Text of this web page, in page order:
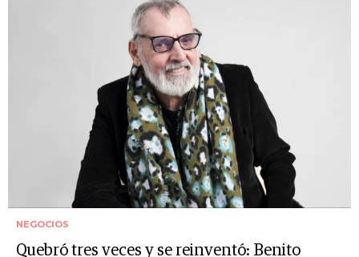
NEGOCIOS
Quebró tres veces y se reinventó: Benito